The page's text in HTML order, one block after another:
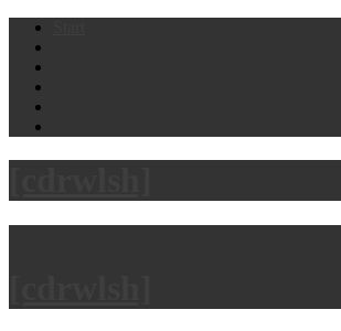
Skip
content